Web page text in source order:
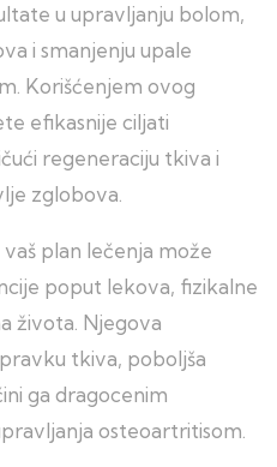
u upravljanju bolom,
i smanjenju upale
Korišćenjem ovog
efikasnije ciljati
regeneraciju tkiva i
zglobova.
plan lečenja može
poput lekova, fizikalne
života. Njegova
tkiva, poboljša
ga dragocenim
osteoartritisom.